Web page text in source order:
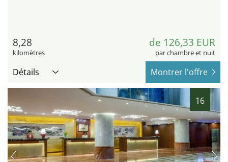
8,28
kilomètres
de 126,33 EUR
par chambre et nuit
Détails Montrer l'offre
16